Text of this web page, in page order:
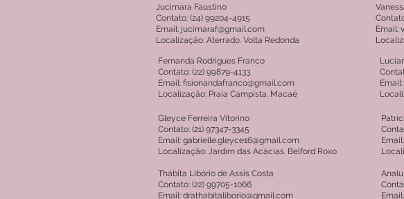
Jucimara Faustino
Contato: (24) 99204-4915
Email: jucimaraf@gmail.com
Localização: Aterrado. Volta Redonda
Fernanda Rodrigues Franco
Contato: (22) 99879-4133
Email: fisionandafranco@gmail.com
Localização: Praia Campista. Macaé
Gleyce Ferreira Vitorino
Contato: (21) 97347-3345
Email: gabrielle.gleyce16@gmail.com
Localização: Jardim das Acácias. Belford Roxo
Thábita Libório de Assis Costa
Contato: (22) 99705-1066
Email: drathabitaliborio@gmail.com
Email: